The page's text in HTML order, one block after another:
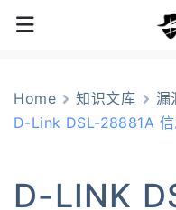
Home 知识文库 漏
D-Link DSL-28881A
D-LINK